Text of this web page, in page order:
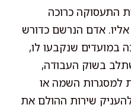
התעסוקה כרוכה
אדם הנרשם כדורש
במועדים שנקבעו לו,
בשוק העבודה,
למסגרות השמה או
שירות ההולם את